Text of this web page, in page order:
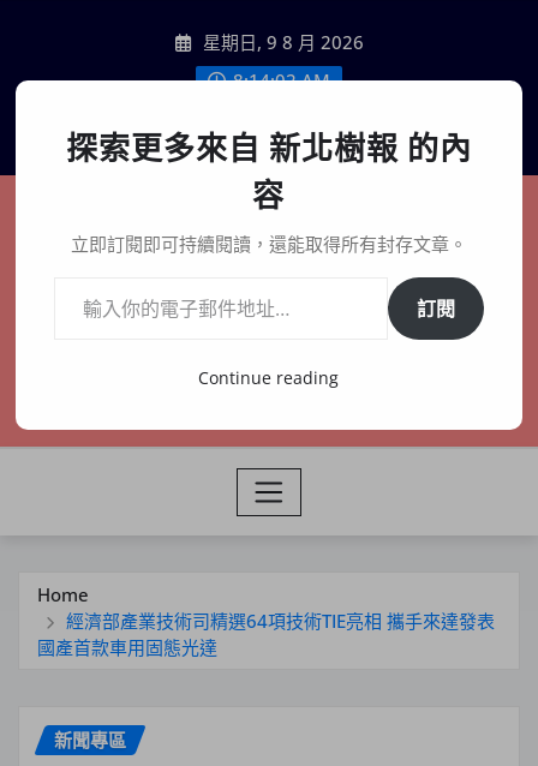
content
星期日, 9 8 月 2026
8:14:04 AM
聯絡我們
新北樹報
在地、記憶、連結、創生
Home
經濟部產業技術司精選64項技術TIE亮相 攜手來達發表
國產首款車用固態光達
新聞專區
探索更多來自 新北樹報 的內
容
立即訂閱即可持續閱讀，還能取得所有封存文章。
訂閱
Continue reading